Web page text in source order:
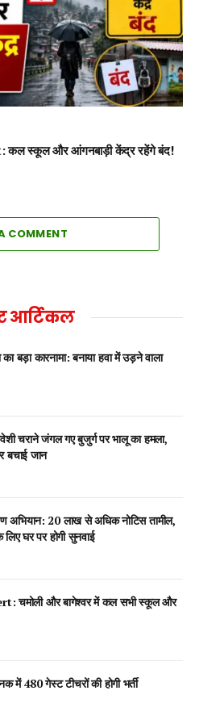
स्कूल और आंगनबाड़ी केंद्र रहेंगे बंद!
COMMENT
आर्टिकल
बड़ा कारनामा: बनाया हवा में उड़ने वाला
चराने जंगल गए बुजुर्ग पर भालू का हमला,
बचाई जान
अभियान: 20 लाख से अधिक नोटिस तामील,
लिए घर पर होगी सुनवाई
चमोली और बागेश्वर में कल सभी स्कूल और
में 480 गेस्ट टीचरों की होगी भर्ती